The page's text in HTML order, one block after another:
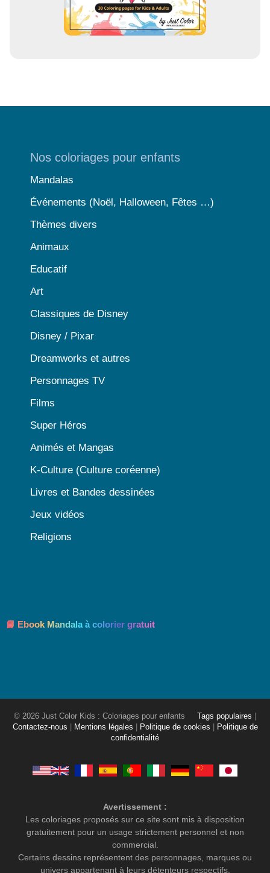
Nos coloriages pour enfants
Mandalas
Événements (Noël, Halloween, Fêtes …)
Thèmes divers
Animaux
Educatif
Art
Classiques de Disney
Disney / Pixar
Dreamworks et autres
Personnages TV
Films
Super Héros
Animés et Mangas
K-Culture (Culture coréenne)
Livres et Bandes dessinées
Jeux vidéos
Religions
📘 Ebook Mandala à colorier gratuit
© 2026 Just Color Kids : Coloriages pour enfants Tags populaires
Contactez-nous
Mentions légales Politique de cookies
Politique de
confidentialité
Avertissement :
Les coloriages proposés sur ce site sont mis à disposition
gratuitement pour un usage strictement personnel et non
commercial.
Certains dessins représentent des personnages, marques ou
univers appartenant à leurs détenteurs respectifs.